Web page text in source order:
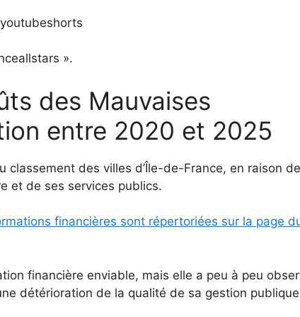
».
des Mauvaises
entre 2020 et 2025
classement des villes d’Île-de-France, en raison
et de ses services publics.
financières sont répertoriées sur la page
financière enviable, mais elle a peu à peu
détérioration de la qualité de sa gestion publique